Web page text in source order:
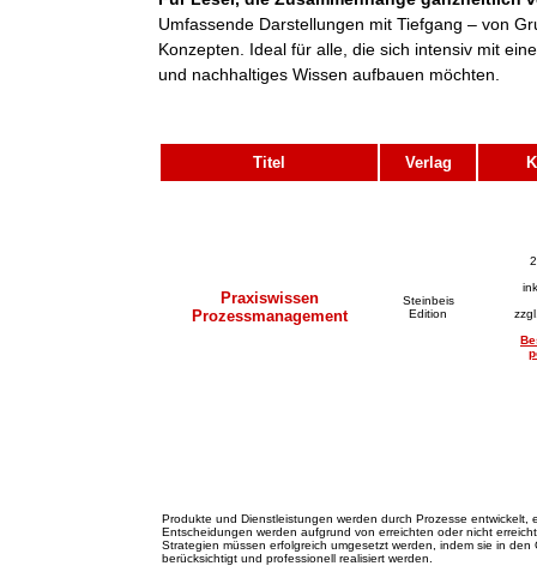
Umfassende Darstellungen mit Tiefgang – von
Konzepten. Ideal für alle, die sich intensiv mit
und nachhaltiges Wissen aufbauen möchten.
Titel Verlag
Praxiswissen
Prozessmanagement
Steinbeis
Edition
Produkte und Dienstleistungen werden durch Prozesse entwickelt,
Entscheidungen werden aufgrund von erreichten oder nicht
Strategien müssen erfolgreich umgesetzt werden, indem sie in
berücksichtigt und professionell realisiert werden.